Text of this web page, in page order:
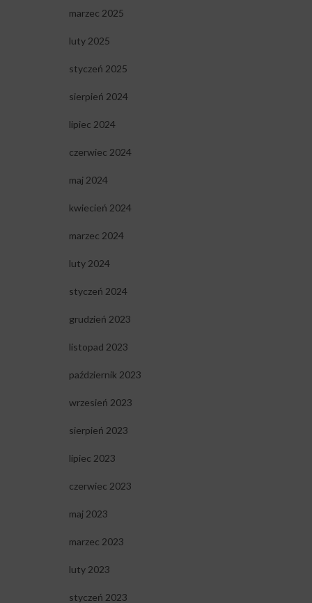
marzec 2025
luty 2025
styczeń 2025
sierpień 2024
lipiec 2024
czerwiec 2024
maj 2024
kwiecień 2024
marzec 2024
luty 2024
styczeń 2024
grudzień 2023
listopad 2023
październik 2023
wrzesień 2023
sierpień 2023
lipiec 2023
czerwiec 2023
maj 2023
marzec 2023
luty 2023
styczeń 2023